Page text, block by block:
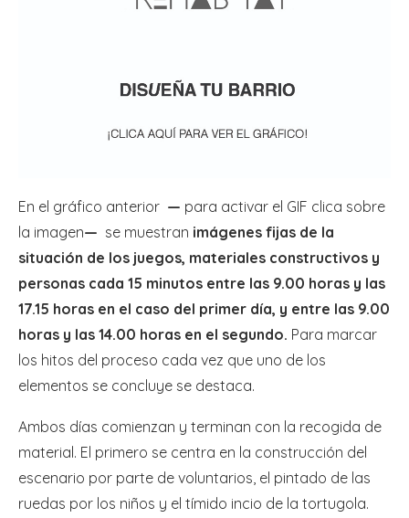
En el gráfico anterior — para activar el GIF clica sobre
la imagen— se muestran imágenes fijas de la
situación de los juegos, materiales constructivos y
personas cada 15 minutos entre las 9.00 horas y las
17.15 horas en el caso del primer día, y entre las 9.00
horas y las 14.00 horas en el segundo. Para marcar
los hitos del proceso cada vez que uno de los
elementos se concluye se destaca.
Ambos días comienzan y terminan con la recogida de
material. El primero se centra en la construcción del
escenario por parte de voluntarios, el pintado de las
ruedas por los niños y el tímido incio de la tortugola.